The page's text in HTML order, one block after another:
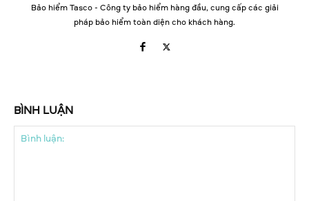
Bảo hiểm Tasco - Công ty bảo hiểm hàng đầu, cung cấp các giải
pháp bảo hiểm toàn diện cho khách hàng.
BÌNH LUẬN